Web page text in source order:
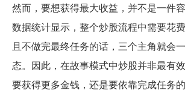
然而，要想获得最大收益，并不是一件
数据统计显示，整个炒股流程中需要花
且不做完最终任务的话，三个主角就会
态。因此，在故事模式中炒股并非最有
要获得更多金钱，还是要依靠完成任务